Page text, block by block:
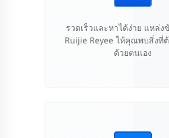
รวดเร็วและหาได้ง่าย แหล่ง
Ruijie Reyee ให้คุณพบสิ่งที่
ด้วยตนเอง